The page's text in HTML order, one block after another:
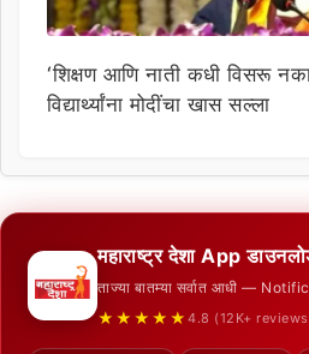
‘शिक्षण आणि नाती कधी विसरू
विद्यार्थ्यांना मोदींचा खास सल्ला
महाराष्ट्र देशा App
ताज्या बातम्या सर्वात आधी —
★★★★★ 4.8 (12K+